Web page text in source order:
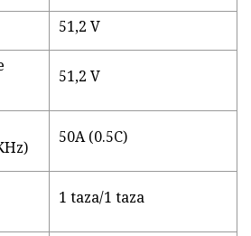
51,2 V
51,2 V
50A (0.5C)
1 taza/1 taza